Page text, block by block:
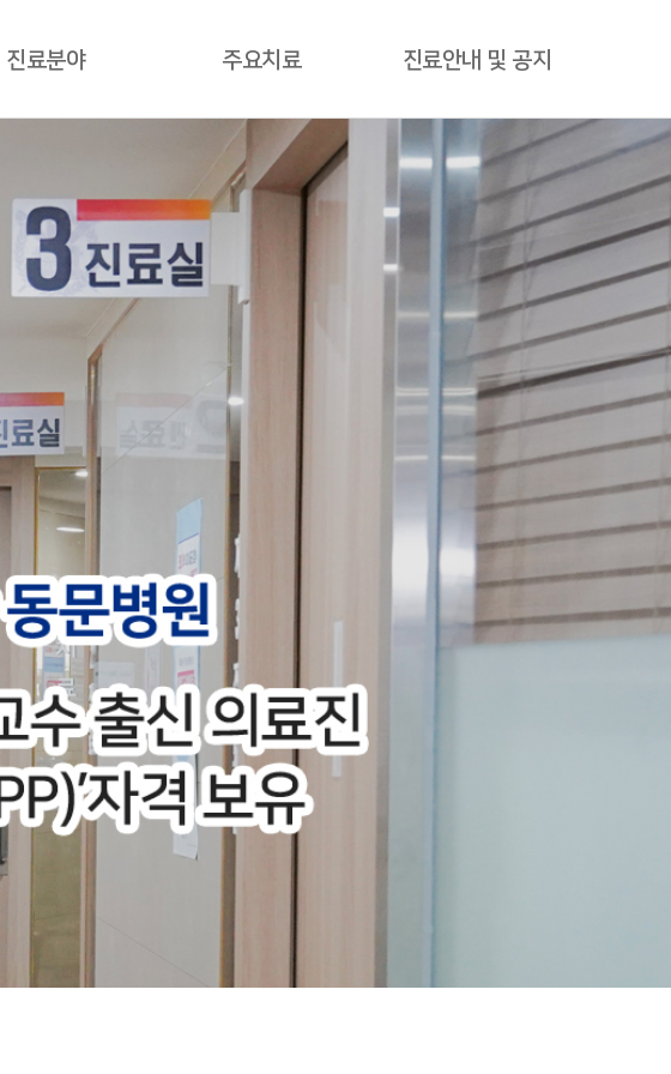
진료분야 주요치료 진료안내 및 공지